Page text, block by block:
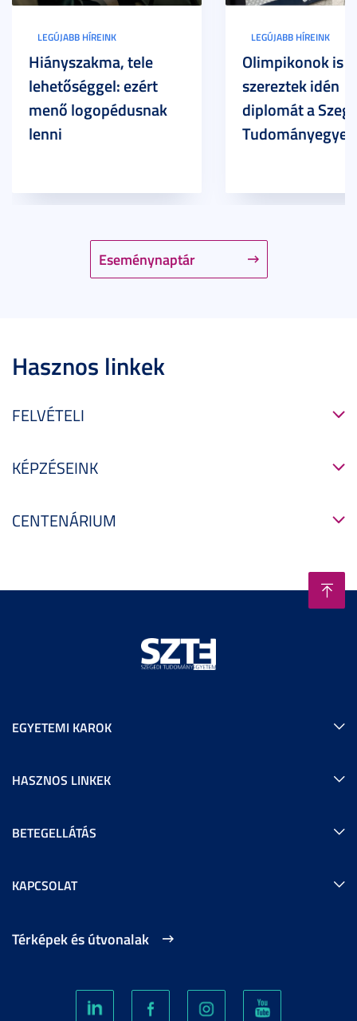
Eseménynaptár
LEGÚJABB HÍREINK
Hiányszakma, tele
lehetőséggel: ezért
menő logopédusnak
lenni
LEGÚJABB HÍREINK
Olimpikonok is
szereztek idén
diplomát a
Hasznos linkek
FELVÉTELI
KÉPZÉSEINK
CENTENÁRIUM
EGYETEMI KAROK
HASZNOS LINKEK
BETEGELLÁTÁS
KAPCSOLAT
Térképek és útvonalak